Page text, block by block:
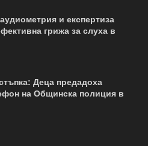
и експертиза
грижа за слуха в
Деца предадоха
на Общинска полиция в